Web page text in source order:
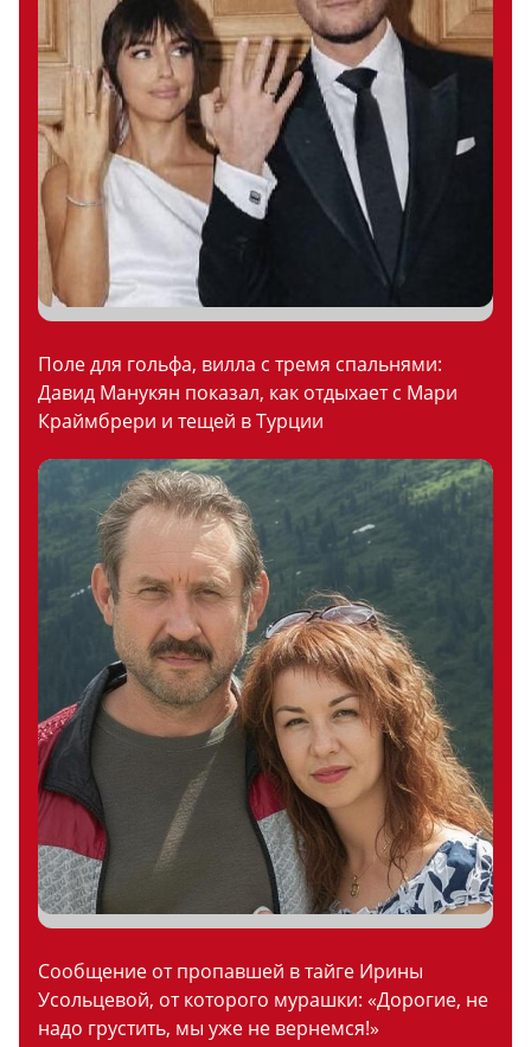
Поле для гольфа, вилла с тремя спальнями:
Давид Манукян показал, как отдыхает с Мари
Краймбрери и тещей в Турции
Сообщение от пропавшей в тайге Ирины
Усольцевой, от которого мурашки: «Дорогие, не
надо грустить, мы уже не вернемся!»